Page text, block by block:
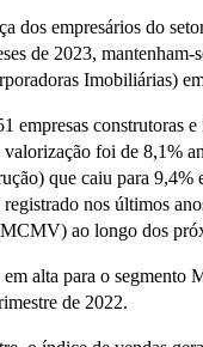
dos empresários do
de 2023,
Imobiliárias)
empresas
foi de 8,1%
que caiu para 9,4%
nos últimos
ao longo dos
alta para o
de 2022.